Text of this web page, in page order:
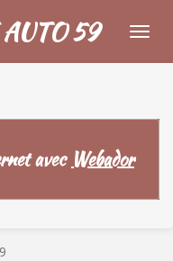
59
avec Webador